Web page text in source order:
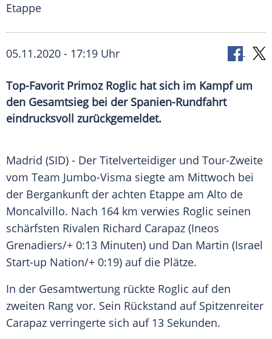
Etappe
05.11.2020 - 17:19 Uhr
Top-Favorit Primoz Roglic hat sich im Kampf um
den Gesamtsieg bei der Spanien-Rundfahrt
eindrucksvoll zurückgemeldet.
Madrid (SID) - Der Titelverteidiger und Tour-Zweite
vom Team Jumbo-Visma siegte am Mittwoch bei
der Bergankunft der achten Etappe am Alto de
Moncalvillo. Nach 164 km verwies Roglic seinen
schärfsten Rivalen Richard Carapaz (Ineos
Grenadiers/+ 0:13 Minuten) und Dan Martin (Israel
Start-up Nation/+ 0:19) auf die Plätze.
In der Gesamtwertung rückte Roglic auf den
zweiten Rang vor. Sein Rückstand auf Spitzenreiter
Carapaz verringerte sich auf 13 Sekunden.